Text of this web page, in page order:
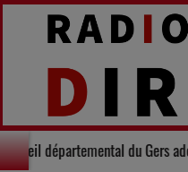
Solidarité : Le Conseil